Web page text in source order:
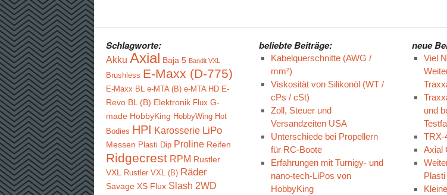
Schlagworte:
Akku Axial Baja 5 Bandit VXL
Brushless E-Maxx (D-775)
E-Maxx BL e-MTA (B) e-MTA HD E-
Revo BL (B) Elektronik Flux G-
made HobbyKing HobbyWing Hot
Bodies HPI Karosserie LiPo
Messen Plasti Dip Proline Reifen
Ridgecrest RPM Rustler
VXL
Rustler VXL (B) Räder
Savage XS Flux Slash 2WD
beliebte Beiträge:
Kabelquerschnitte (AWG /
mm²)
Viskosität von Silikonöl (WT /
cPs / cSt)
Zoll, Steuer und
Versandzeiten USA
Unterschiede bei Propellern
für RC-Boote
Erfahrungen mit Turnigy- und
nano-tech-LiPos von
HobbyKing
neue
Viel
und
TRX-
Axial